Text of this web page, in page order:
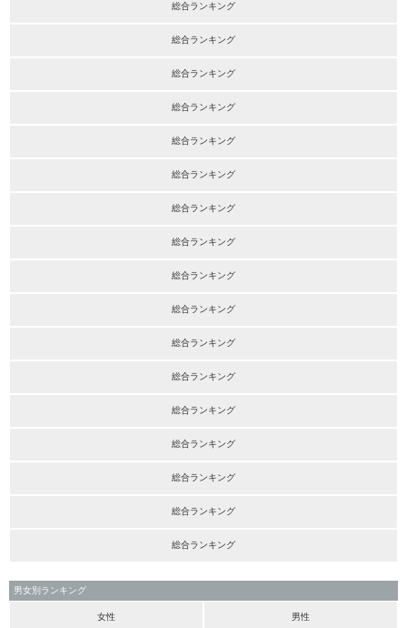
総合ランキング
総合ランキング
総合ランキング
総合ランキング
総合ランキング
総合ランキング
総合ランキング
総合ランキング
総合ランキング
総合ランキング
総合ランキング
総合ランキング
総合ランキング
総合ランキング
総合ランキング
総合ランキング
総合ランキング
男女別ランキング
女性 男性